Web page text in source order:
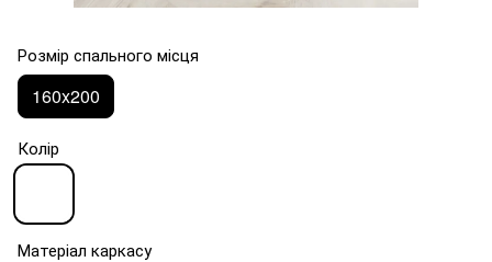
Розмір спального місця
160x200
Колір
Матеріал каркасу